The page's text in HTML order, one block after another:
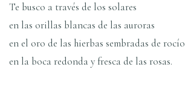
Te busco a través de los solares
en las orillas blancas de las auroras
en el oro de las hierbas sembradas de rocío
en la boca redonda y fresca de las rosas.